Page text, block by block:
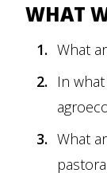
WHAT
What
In
What